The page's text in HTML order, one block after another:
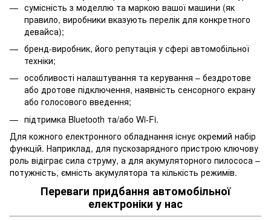
сумісність з моделлю та маркою вашої машини (як
правило, виробники вказують перелік для конкретного
девайса);
бренд-виробник, його репутація у сфері автомобільної
техніки;
особливості налаштування та керування – бездротове
або дротове підключення, наявність сенсорного екрану
або голосового введення;
підтримка Bluetooth та/або Wi-Fi.
Для кожного електронного обладнання існує окремий набір
функцій. Наприклад, для пускозарядного пристрою ключову
роль відіграє сила струму, а для акумуляторного пилососа –
потужність, ємність акумулятора та кількість режимів.
Переваги придбання автомобільної
електроніки у нас